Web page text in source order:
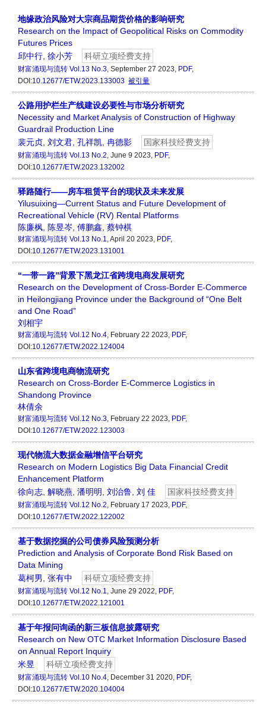
地缘政治风险对大宗商品期货价格的影响研究
Research on the Impact of Geopolitical Risks on Commodity
Futures Prices
邱中行 徐小芳 科研立项经费支持
财富涌现与流转 Vol.13 No.3, September 27 2023, PDF,
DOI:10.12677/ETW.2023.133003 被引量
公路用护栏生产线建设必要性与市场分析研究
Necessity and Market Analysis of Construction of Highway
Guardrail Production Line
裴元贞 刘文君 孔祥凯 冉德影 国家科技经费支持
财富涌现与流转 Vol.13 No.2, June 9 2023, PDF,
DOI:10.12677/ETW.2023.132002
驿路随行——房车租赁平台的现状及未来发展
Yilusuixing—Current Status and Future Development of
Recreational Vehicle (RV) Rental Platforms
陈廉枫
陈昱岑 傅鹏鑫 蔡钟棋
财富涌现与流转 Vol.13 No.1, April 20 2023, PDF,
DOI:10.12677/ETW.2023.131001
“一带一路”背景下黑龙江省跨境电商发展研究
Research on the Development of Cross-Border E-Commerce
in Heilongjiang Province under the Background of “One Belt
and One Road”
刘相宇
财富涌现与流转 Vol.12 No.4, February 22 2023, PDF,
DOI:10.12677/ETW.2022.124004
山东省跨境电商物流研究
Research on Cross-Border E-Commerce Logistics in
Shandong Province
林倩余
财富涌现与流转 Vol.12 No.3, February 22 2023, PDF,
DOI:10.12677/ETW.2022.123003
现代物流大数据金融增信平台研究
Research on Modern Logistics Big Data Financial Credit
Enhancement Platform
徐向志 解晓燕 潘明明 刘治鲁 刘 佳 国家科技经费支持
财富涌现与流转 Vol.12 No.2, February 17 2023, PDF,
DOI:10.12677/ETW.2022.122002
基于数据挖掘的公司债券风险预测分析
Prediction and Analysis of Corporate Bond Risk Based on
Data Mining
葛柯男
张有中 科研立项经费支持
财富涌现与流转 Vol.12 No.1, June 29 2022, PDF,
DOI:10.12677/ETW.2022.121001
基于年报问询函的新三板信息披露研究
Research on New OTC Market Information Disclosure Based
on Annual Report Inquiry
米昱
科研立项经费支持
财富涌现与流转 Vol.10 No.4, December 31 2020, PDF,
DOI:10.12677/ETW.2020.104004